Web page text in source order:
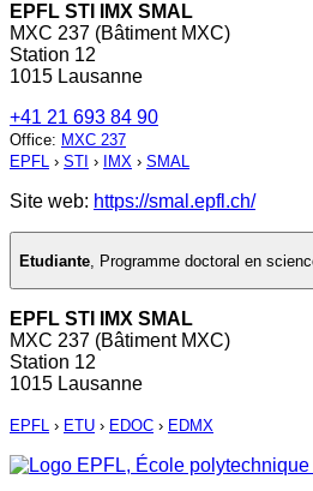
EPFL STI IMX SMAL
MXC 237 (Bâtiment MXC)
Station 12
1015 Lausanne
+41 21 693 84 90
Office: MXC 237
EPFL › STI › IMX › SMAL
Site web: https://smal.epfl.ch/
Etudiante Programme doctoral en
EPFL STI IMX SMAL
MXC 237 (Bâtiment MXC)
Station 12
1015 Lausanne
EPFL › ETU › EDOC › EDMX